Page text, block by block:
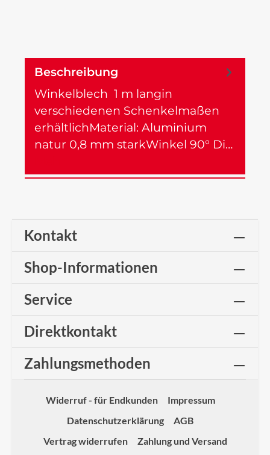
Beschreibung
Winkelblech 1 m langin
verschiedenen Schenkelmaßen
erhältlichMaterial: Aluminium
natur 0,8 mm starkWinkel 90° Di…
Kontakt
Shop-Informationen
Service
Direktkontakt
Zahlungsmethoden
Widerruf - für Endkunden
Impressum
Datenschutzerklärung
AGB
Vertrag widerrufen
Zahlung und Versand